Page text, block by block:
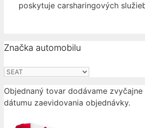
poskytuje carsharingových
Značka automobilu
Objednaný tovar dodávame
dátumu zaevidovania objednávky.